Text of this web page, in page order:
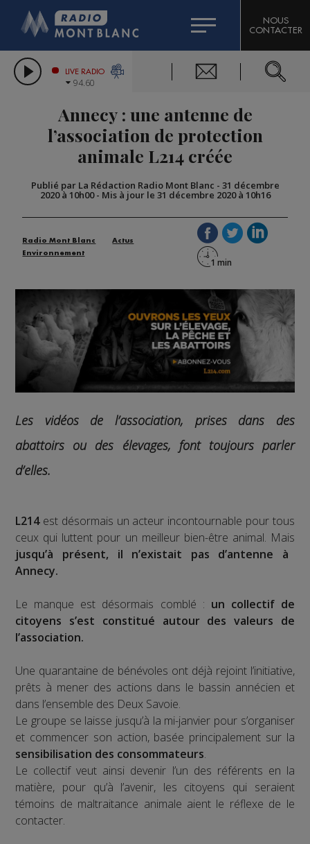
LES CHRONIQUES DE L'EXPERT
CITIZEN MACHINERY
GRAND MASSIF DOMAINES SKIABLES
BIGARD
COMPAGNIE DU MONT-BLANC
NOUS
CONTACTER
LIVE RADIO
94.60
Annecy : une antenne de
l’association de protection
animale L214 créée
Publié par La Rédaction Radio Mont Blanc - 31 décembre
2020 à 10h00- Mis à jour le 31 décembre 2020 à 10h16
Radio Mont Blanc
Actus
Environnement
Les vidéos de l’association, prises dans des
abattoirs ou des élevages, font toujours parler
d’elles.
L214est désormais un acteur incontournable pour tous
ceux qui luttent pour un meilleur bien-être animal. Mais
jusqu’à présent, il n’existait pas d’antenne à
Annecy.
Le manque est désormais comblé : un collectif de
citoyens s’est constitué autour des valeurs de
l’association.
Une quarantaine de bénévoles ont déjà rejoint l’initiative,
prêts à mener des actions dans le bassin annécien et
dans l’ensemble des Deux Savoie.
Le groupe se laisse jusqu’à la mi-janvier pour s’organiser
et commencer son action, basée principalement sur la
sensibilisation des consommateurs.
Le collectif veut ainsi devenir l’un des référents en la
matière, pour qu’à l’avenir, les citoyens qui seraient
témoins de maltraitance animale aient le réflexe de le
contacter.